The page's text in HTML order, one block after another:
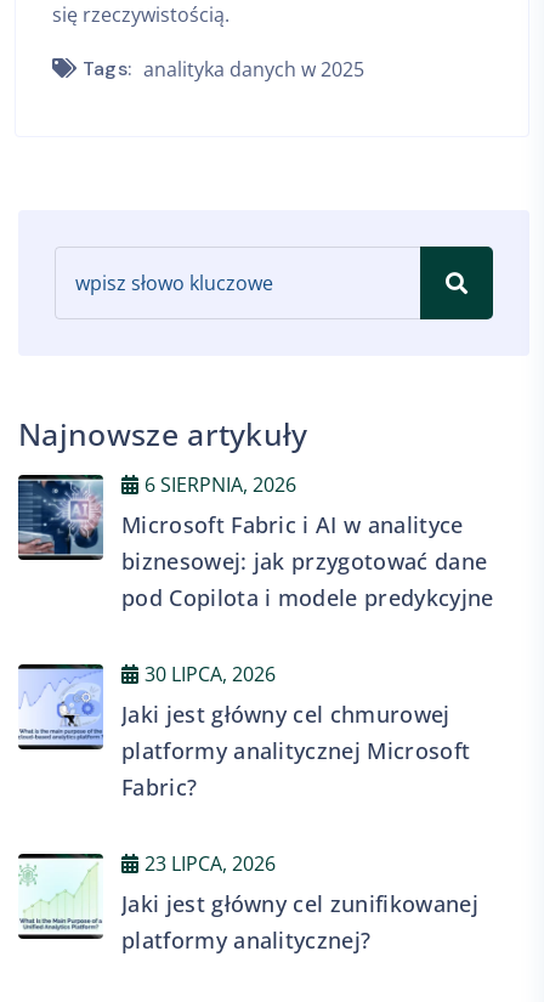
się rzeczywistością.
Tags: analityka danych w 2025
Najnowsze artykuły
6 SIERPNIA, 2026
Microsoft Fabric i AI w analityce
biznesowej: jak przygotować dane
pod Copilota i modele predykcyjne
30 LIPCA, 2026
Jaki jest główny cel chmurowej
platformy analitycznej Microsoft
Fabric?
23 LIPCA, 2026
Jaki jest główny cel zunifikowanej
platformy analitycznej?